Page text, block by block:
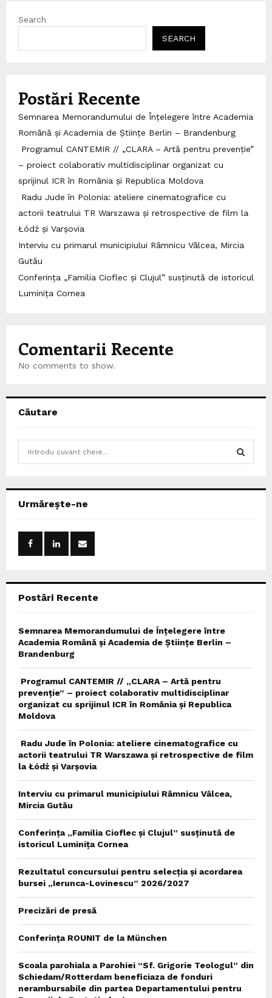
Search
SEARCH
Postări Recente
Semnarea Memorandumului de Înțelegere între Academia
Română și Academia de Științe Berlin – Brandenburg
Programul CANTEMIR // „CLARA – Artă pentru prevenție”
– proiect colaborativ multidisciplinar organizat cu
sprijinul ICR în România și Republica Moldova
Radu Jude în Polonia: ateliere cinematografice cu
actorii teatrului TR Warszawa și retrospective de film la
Łódź și Varșovia
Interviu cu primarul municipiului Râmnicu Vâlcea, Mircia
Gutău
Conferința „Familia Cioflec și Clujul” susținută de istoricul
Luminița Cornea
Comentarii Recente
No comments to show.
Căutare
h
Urmărește-ne
Postări Recente
Semnarea Memorandumului de Înțelegere între
Academia Română și Academia de Științe Berlin –
Brandenburg
Programul CANTEMIR // „CLARA – Artă pentru
prevenție” – proiect colaborativ multidisciplinar
organizat cu sprijinul ICR în România și Republica
Moldova
Radu Jude în Polonia: ateliere cinematografice cu
actorii teatrului TR Warszawa și retrospective de film
la Łódź și Varșovia
Interviu cu primarul municipiului Râmnicu Vâlcea,
Mircia Gutău
Conferința „Familia Cioflec și Clujul” susținută de
istoricul Luminița Cornea
Rezultatul concursului pentru selecția și acordarea
bursei „Ierunca-Lovinescu” 2026/2027
Precizări de presă
Conferința ROUNIT de la München
Scoala parohiala a Parohiei “Sf. Grigorie Teologul” din
Schiedam/Rotterdam beneficiaza de fonduri
nerambursabile din partea Departamentului pentru